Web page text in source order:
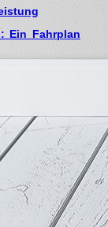
Ein Fahrplan